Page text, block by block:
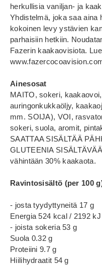
herkullisia vaniljan- ja
Yhdistelmä, joka saa aina
kokoinen levy ystävien
parhaisiin hetkiin.
Fazerin kaakaovisiota.
Ainesosat
MAITO, sokeri,
auringonkukkaöljy,
mm. SOIJA), VOI,
sokeri, suola, aromit,
SAATTAA SISÄLTÄÄ
GLUTEENIA
vähintään 30% kaakaota.
Ravintosisältö (per 100
- josta tyydyttyneitä 17 g
Energia 524 kcal / 2192 kJ
- joista sokeria 53 g
Suola 0.32 g
Proteiini 9.7 g
Hiilihydraatit 54 g